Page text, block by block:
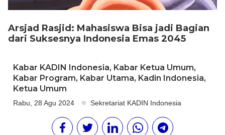
Arsjad Rasjid: Mahasiswa Bisa jadi Bagian
dari Suksesnya Indonesia Emas 2045
Kabar KADIN Indonesia, Kabar Ketua Umum,
Kabar Program, Kabar Utama, Kadin Indonesia,
Ketua Umum
Rabu, 28 Agu 2024 Sekretariat KADIN Indonesia